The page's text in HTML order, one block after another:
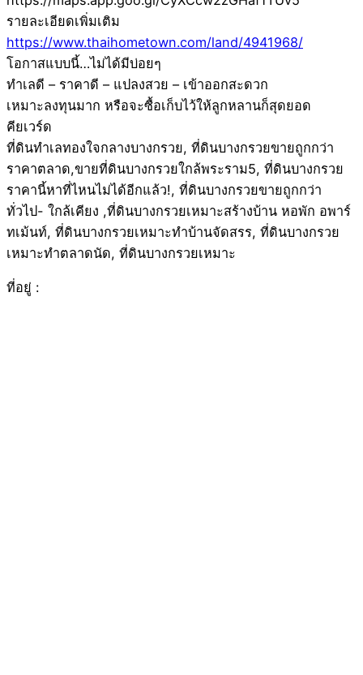
รายละเอียดเพิ่มเติม
https://www.thaihometown.com/land/4941968/
โอกาสแบบนี้…ไม่ได้มีบ่อยๆ
ทำเลดี – ราคาดี – แปลงสวย – เข้าออกสะดวก
เหมาะลงทุนมาก หรือจะซื้อเก็บไว้ให้ลูกหลานก็สุดยอด
คียเวร์ด
ที่ดินทำเลทองใจกลางบางกรวย, ที่ดินบางกรวยขายถูกกว่า
ราคาตลาด,ขายที่ดินบางกรวยใกล้พระราม5, ที่ดินบางกรวย
ราคานี้หาที่ไหนไม่ได้อีกแล้ว!, ที่ดินบางกรวยขายถูกกว่า
ทั่วไป- ใกล้เคียง ,ที่ดินบางกรวยเหมาะสร้างบ้าน หอพัก อพาร์
ทเม้นท์, ที่ดินบางกรวยเหมาะทำบ้านจัดสรร, ที่ดินบางกรวย
เหมาะทำตลาดนัด, ที่ดินบางกรวยเหมาะ
ที่อยู่ :